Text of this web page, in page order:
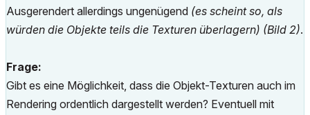
Ausgerendert allerdings ungenügend (es scheint so, als
würden die Objekte teils die Texturen überlagern) (Bild 2).
Frage:
Gibt es eine Möglichkeit, dass die Objekt-Texturen auch im
Rendering ordentlich dargestellt werden? Eventuell mit